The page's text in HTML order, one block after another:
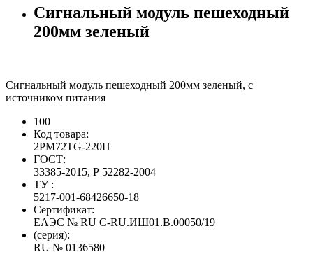
Сигнальный модуль пешеходный
200мм зеленый
Сигнальный модуль пешеходный 200мм зеленый, с
источником питания
100
Код товара:
2PM72TG-220П
ГОСТ:
33385-2015, Р 52282-2004
ТУ :
5217-001-68426650-18
Сертификат:
ЕАЭС № RU С-RU.ИШ01.В.00050/19
(серия):
RU № 0136580